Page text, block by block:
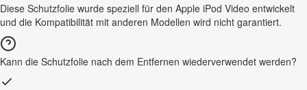
Diese Schutzfolie wurde speziell für den Apple iPod Video entwickelt
und die Kompatibilität mit anderen Modellen wird nicht garantiert.
Kann die Schutzfolie nach dem Entfernen wiederverwendet werden?